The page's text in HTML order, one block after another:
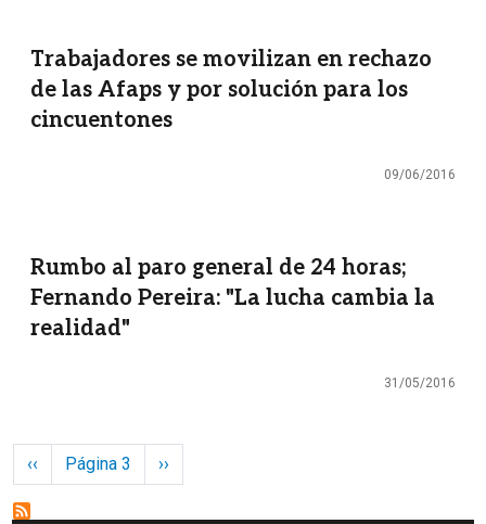
Trabajadores se movilizan en rechazo
de las Afaps y por solución para los
cincuentones
09/06/2016
Rumbo al paro general de 24 horas;
Fernando Pereira: "La lucha cambia la
realidad"
31/05/2016
Paginación
Página anterior
‹‹ Página 3 Siguiente página
››